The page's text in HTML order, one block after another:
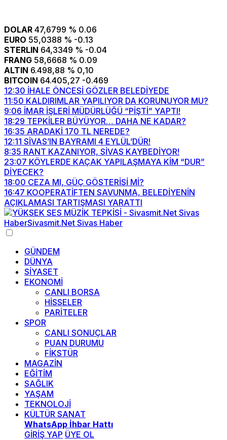
DOLAR 47,6799 % 0.06
EURO 55,0388 % -0.13
STERLIN 64,3349 % -0.04
FRANG 58,6668 % 0.09
ALTIN 6.498,88 % 0,10
BITCOIN 64.405,27 -0.469
12:30 İHALE ÖNCESİ GÖZLER BELEDİYEDE
11:50 KALDIRIMLAR YAPILIYOR DA KORUNUYOR MU?
9:06 İMAR İŞLERİ MÜDÜRLÜĞÜ “PİŞTİ” YAPTI!
18:29 TEPKİLER BÜYÜYOR… DAHA NE KADAR?
16:35 ARADAKİ 170 TL NEREDE?
12:11 SİVAS’IN BAYRAMI 4 EYLÜL’DÜR!
8:35 RANT KAZANIYOR, SİVAS KAYBEDİYOR!
23:07 KÖYLERDE KAÇAK YAPILAŞMAYA KİM “DUR”
DİYECEK?
18:00 CEZA MI, GÜÇ GÖSTERİSİ Mİ?
16:47 KOOPERATİFTEN SAVUNMA, BELEDİYENİN
AÇIKLAMASI TARTIŞMASI YARATTI
GÜNDEM
DÜNYA
SİYASET
EKONOMİ
CANLI BORSA
HİSSELER
PARİTELER
SPOR
CANLI SONUÇLAR
PUAN DURUMU
FİKSTÜR
MAGAZİN
EĞİTİM
SAĞLIK
YAŞAM
TEKNOLOJİ
KÜLTÜR SANAT
WhatsApp İhbar Hattı
GİRİŞ YAP ÜYE OL